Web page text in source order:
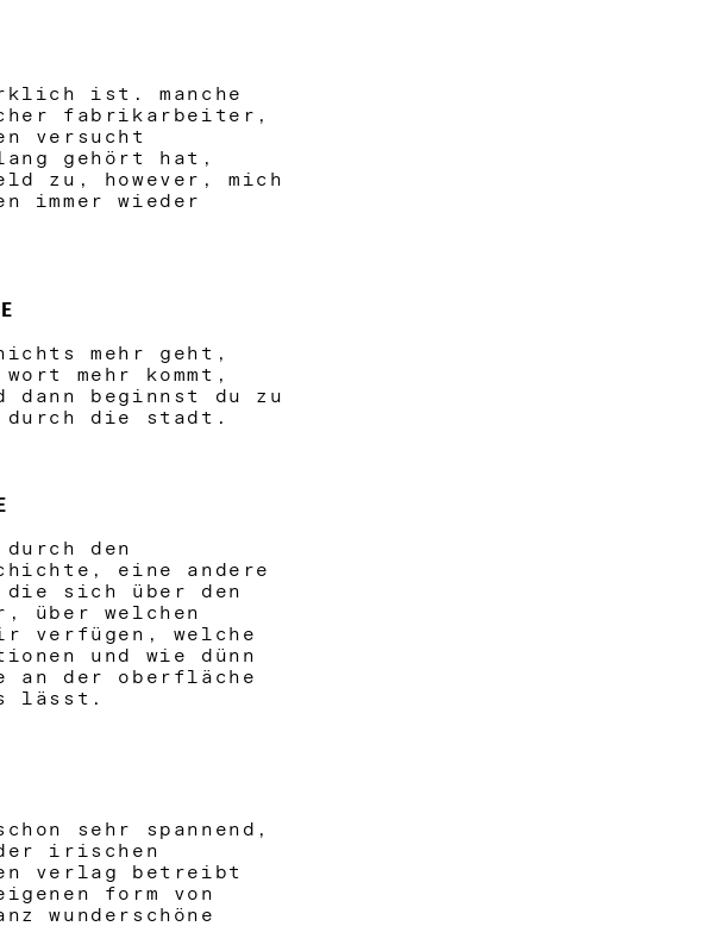
ist. manche
fabrikarbeiter,
versucht
gehört hat,
zu, however, mich
immer wieder
mehr geht,
mehr kommt,
dann beginnst du zu
durch die stadt.
den
eine andere
die sich über den
über welchen
verfügen, welche
und wie dünn
der oberfläche
lässt.
sehr spannend,
irischen
verlag betreibt
form von
wunderschöne